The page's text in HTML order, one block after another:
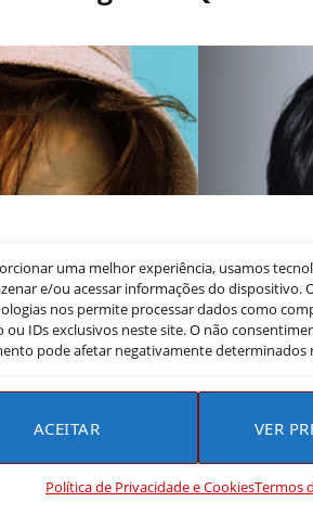
uma melhor experiência, usamos
e/ou acessar informações do dispositivo.
nos permite processar dados como
ou IDs exclusivos neste site. O não
pode afetar negativamente determinados
ACEITAR VER
Política de Privacidade e CookiesTermos
A Jornada de